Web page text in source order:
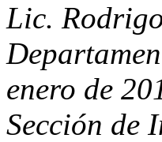
Lic.
enero de
Sección de